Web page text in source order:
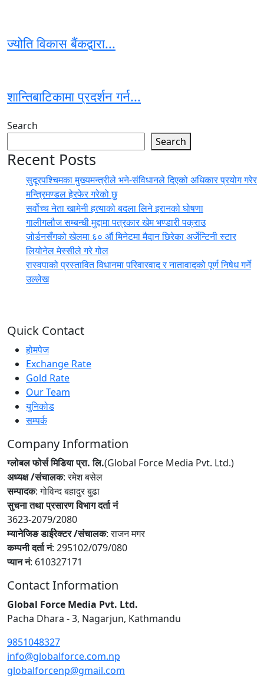
ज्योति विकास बैंकद्वारा...
शान्तिबाटिकामा प्रदर्शन गर्न...
Search
Search
Recent Posts
सुदूरपश्चिमका मुख्यमन्त्रीले भने-संविधानले दिएको अधिकार प्रयोग गरेर
मन्त्रिमण्डल हेरफेर गरेको छु
सर्वोच्च नेता खामेनी हत्याको बदला लिने इरानको घोषणा
गालीगलौज सम्बन्धी मुद्दामा पत्रकार खेम भण्डारी पक्राउ
जोर्डनसँगको खेलमा ६० औं मिनेटमा मैदान छिरेका अर्जेन्टिनी स्टार
लियोनेल मेस्सीले गरे गोल
रास्वपाको प्रस्तावित विधानमा परिवारवाद र नातावादको पूर्ण निषेध गर्ने
उल्लेख
Quick Contact
होमपेज
Exchange Rate
Gold Rate
Our Team
युनिकोड
सम्पर्क
Company Information
ग्लोबल फोर्स मिडिया प्रा. लि.(Global Force Media Pvt. Ltd.)
अध्यक्ष /संचालक: रमेश बसेल
सम्पादक: गोविन्द बहादुर बुढा
सुचना तथा प्रसारण विभाग दर्ता नं
3623-2079/2080
म्यानेजिङ डाईरेक्टर /संचालक: राजन मगर
कम्पनी दर्ता नं: 295102/079/080
प्यान नं: 610327171
Contact Information
Global Force Media Pvt. Ltd.
Pacha Dhara - 3, Nagarjun, Kathmandu
9851048327
info@globalforce.com.np
globalforcenp@gmail.com